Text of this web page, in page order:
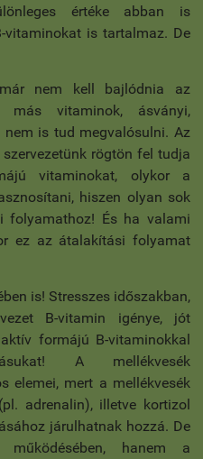
értéke abban is
vitaminokat is tartalmaz. De
nem kell bajlódnia az
más vitaminok, ásványi,
is tud megvalósulni. Az
rögtön fel tudja
vitaminokat, olykor a
hiszen olyan sok
folyamathoz! És ha valami
ez az átalakítási folyamat
is! Stresszes időszakban,
B-vitamin igénye, jót
formájú B-vitaminokkal
A mellékvesék
elemei, mert a mellékvesék
adrenalin), illetve kortizol
járulhatnak hozzá. De
működésében, hanem a